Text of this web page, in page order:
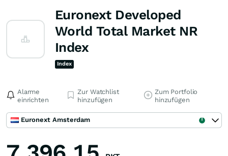
Euronext Developed
World Total Market NR
Index
Index
Alarme
einrichten
Zur Watchlist
hinzufügen
Zum Portfolio
hinzufügen
Euronext Amsterdam